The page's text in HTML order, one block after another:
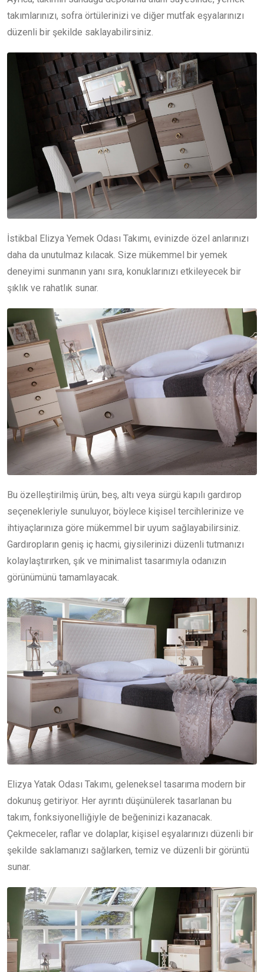
takımlarınızı, sofra örtülerinizi ve diğer mutfak eşyalarınızı
düzenli bir şekilde saklayabilirsiniz.
İstikbal Elizya Yemek Odası Takımı, evinizde özel anlarınızı
daha da unutulmaz kılacak. Size mükemmel bir yemek
deneyimi sunmanın yanı sıra, konuklarınızı etkileyecek bir
şıklık ve rahatlık sunar.
Bu özelleştirilmiş ürün, beş, altı veya sürgü kapılı gardırop
seçenekleriyle sunuluyor, böylece kişisel tercihlerinize ve
ihtiyaçlarınıza göre mükemmel bir uyum sağlayabilirsiniz.
Gardıropların geniş iç hacmi, giysilerinizi düzenli tutmanızı
kolaylaştırırken, şık ve minimalist tasarımıyla odanızın
görünümünü tamamlayacak.
Elizya Yatak Odası Takımı, geleneksel tasarıma modern bir
dokunuş getiriyor. Her ayrıntı düşünülerek tasarlanan bu
takım, fonksiyonelliğiyle de beğeninizi kazanacak.
Çekmeceler, raflar ve dolaplar, kişisel eşyalarınızı düzenli bir
şekilde saklamanızı sağlarken, temiz ve düzenli bir görüntü
sunar.